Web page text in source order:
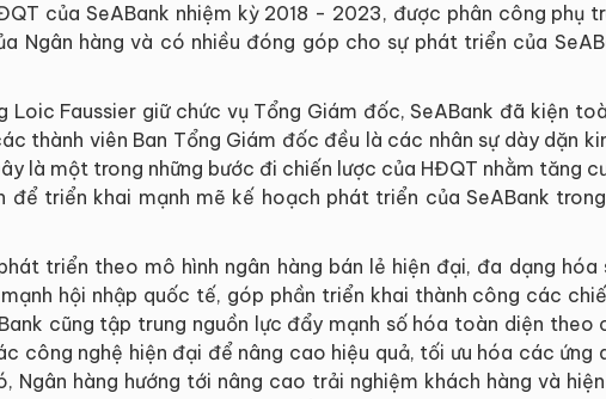
của SeABank nhiệm kỳ 2018 - 2023, được phân công phụ
Ngân hàng và có nhiều đóng góp cho sự phát triển của
Loic Faussier giữ chức vụ Tổng Giám đốc, SeABank đã kiện
thành viên Ban Tổng Giám đốc đều là các nhân sự dày dặn
là một trong những bước đi chiến lược của HĐQT nhằm tăng
để triển khai mạnh mẽ kế hoạch phát triển của SeABank
triển theo mô hình ngân hàng bán lẻ hiện đại, đa dạng hóa
hội nhập quốc tế, góp phần triển khai thành công các
cũng tập trung nguồn lực đẩy mạnh số hóa toàn diện theo
công nghệ hiện đại để nâng cao hiệu quả, tối ưu hóa các ứng
Ngân hàng hướng tới nâng cao trải nghiệm khách hàng và